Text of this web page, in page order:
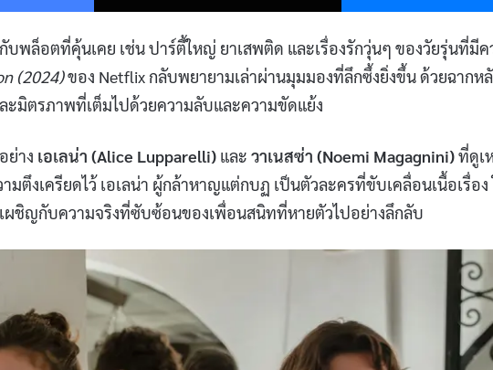
บพล็อตที่คุ้นเคย เช่น ปาร์ตี้ใหญ่ ยาเสพติด และเรื่องรักวุ่นๆ ของวัยรุ่นที่มี
(2024)ของ Netflix กลับพยายามเล่าผ่านมุมมองที่ลึกซึ้งยิ่งขึ้น ด้วยฉากห
ะมิตรภาพที่เต็มไปด้วยความลับและความขัดแย้ง
ย่าง เอเลน่า (Alice Lupparelli) และ วาเนสซ่า (Noemi Magagnini)ที่ดูเ
ตึงเครียดไว้ เอเลน่า ผู้กล้าหาญแต่กบฏ เป็นตัวละครที่ขับเคลื่อนเนื้อเรื่อ
ผชิญกับความจริงที่ซับซ้อนของเพื่อนสนิทที่หายตัวไปอย่างลึกลับ